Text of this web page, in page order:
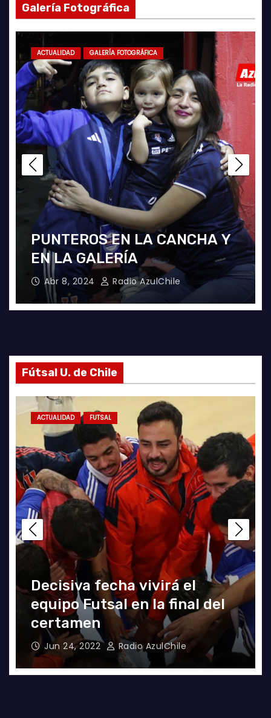
Galería Fotográfica
ACTUALIDAD GALERÍA FOTOGRÁFICA
LA U FEMENINA LO GANA EN
LA PINTANA!
Abr 2, 2024 Radio AzulChile
Fútsal U. de Chile
ACTUALIDAD FUTSAL
El clásico fue azul en el
Futsal
Jun 18, 2022 Radio AzulChile